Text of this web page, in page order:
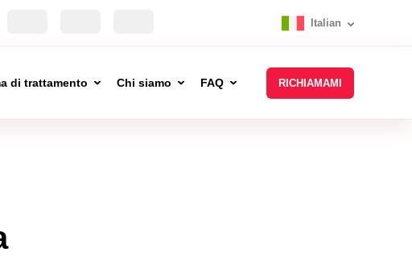
Italian
di trattamento Chi siamo FAQ RICHIAMAMI